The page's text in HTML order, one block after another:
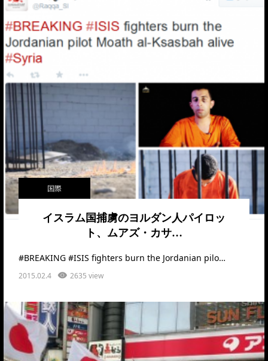
国際
イスラム国捕虜のヨルダン人パイロッ
ト、ムアズ・カサ…
#BREAKING #ISIS fighters burn the Jordanian pilo…
2015.02.4 2635 view